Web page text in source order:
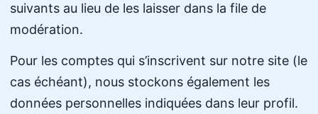
suivants au lieu de les laisser dans la file de
modération.
Pour les comptes qui s’inscrivent sur notre site (le
cas échéant), nous stockons également les
données personnelles indiquées dans leur profil.